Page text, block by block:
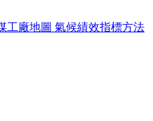
工廠地圖 氣候績效指標方法